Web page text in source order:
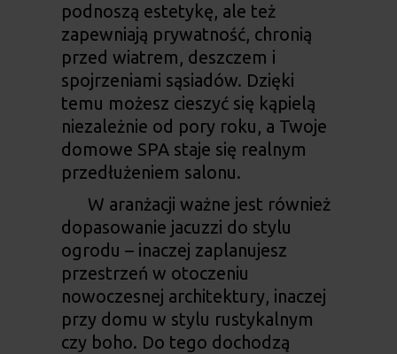
podnoszą estetykę, ale też
zapewniają prywatność, chronią
przed wiatrem, deszczem i
spojrzeniami sąsiadów. Dzięki
temu możesz cieszyć się kąpielą
niezależnie od pory roku, a Twoje
domowe SPAstaje się realnym
przedłużeniem salonu.
W aranżacji ważne jest również
dopasowanie jacuzzi do stylu
ogrodu – inaczej zaplanujesz
przestrzeń w otoczeniu
nowoczesnej architektury, inaczej
przy domu w stylu rustykalnym
czy boho. Do tego dochodzą